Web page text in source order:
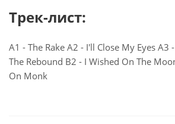
Трек-лист:
A1 - The Rake A2 - I'll Close My Eyes A3
The Rebound B2 - I Wished On The
On Monk